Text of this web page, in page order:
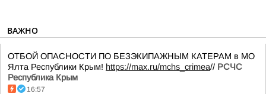
ВАЖНО
ОТБОЙ ОПАСНОСТИ ПО БЕЗЭКИПАЖНЫМ КАТЕРАМ в МО
Ялта Республики Крым! https://max.ru/mchs_crimea// РСЧС
Республика Крым
16:57